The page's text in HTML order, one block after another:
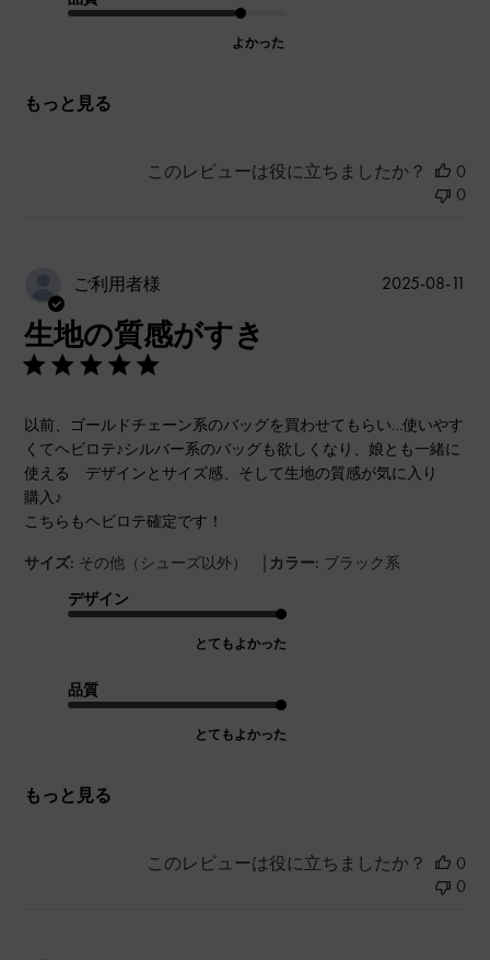
よかった
もっと見る
このレビューは役に立ちましたか？
0
0
ご利用者様
生地の質感がすき
以前、ゴールドチェーン系のバッグを買わせてもらい…使いやす
くてヘビロテ♪シルバー系のバッグも欲しくなり、娘とも一緒に
使える デザインとサイズ感、そして生地の質感が気に入り
購入♪
こちらもヘビロテ確定です！
サイズ: その他（シューズ以外） | カラー: ブラック系
デザイン
とてもよかった
品質
とてもよかった
もっと見る
2025-08-11
このレビューは役に立ちましたか？
0
0